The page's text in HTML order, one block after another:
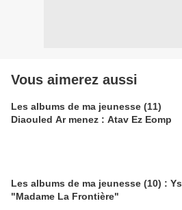
Vous aimerez aussi
Les albums de ma jeunesse (11)
Diaouled Ar menez : Atav Ez Eomp
Les albums de ma jeunesse (10) : Ys
"Madame La Frontière"